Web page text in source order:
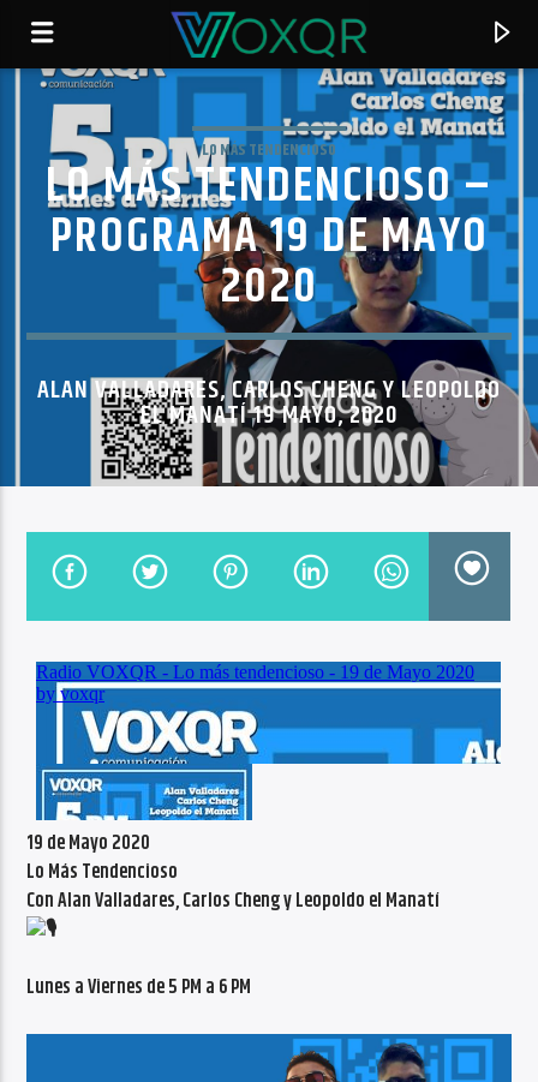
RADIO VOXQR
VOXQR
CANCIÓN ACTUAL
NO TITLES AVAILABLE
Radio VoxQR
LO MÁS TENDENCIOSO
LO MÁS TENDENCIOSO –
PROGRAMA 19 DE MAYO
2020
ALAN VALLADARES, CARLOS CHENG Y LEOPOLDO
EL MANATÍ 19 MAYO, 2020
19 de Mayo 2020
Lo Más Tendencioso
Con Alan Valladares, Carlos Cheng y Leopoldo el Manatí
Lunes a Viernes de 5 PM a 6 PM